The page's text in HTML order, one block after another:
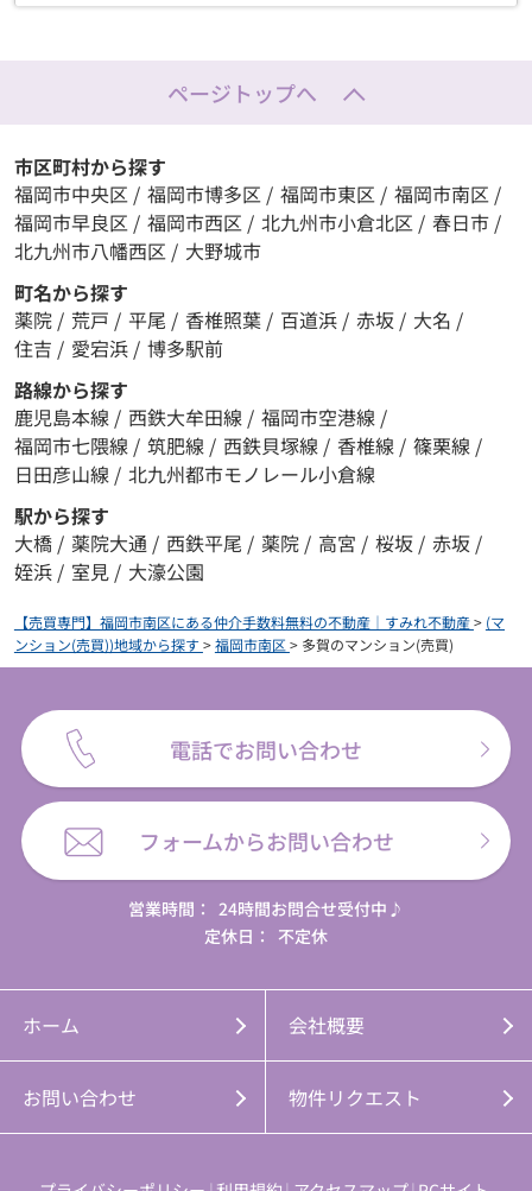
ページトップへ
市区町村から探す
福岡市中央区 / 福岡市博多区 / 福岡市東区 / 福岡市南区 /
福岡市早良区 / 福岡市西区 / 北九州市小倉北区 / 春日市 /
北九州市八幡西区 / 大野城市
町名から探す
薬院 / 荒戸 / 平尾 / 香椎照葉 / 百道浜 / 赤坂 / 大名 /
住吉 / 愛宕浜 / 博多駅前
路線から探す
鹿児島本線 / 西鉄大牟田線 / 福岡市空港線 /
福岡市七隈線 / 筑肥線 / 西鉄貝塚線 / 香椎線 / 篠栗線 /
日田彦山線 / 北九州都市モノレール小倉線
駅から探す
大橋 / 薬院大通 / 西鉄平尾 / 薬院 / 高宮 / 桜坂 / 赤坂 /
姪浜 / 室見 / 大濠公園
【売買専門】福岡市南区にある仲介手数料無料の不動産｜すみれ不動産> (マ
ンション(売買))地域から探す>福岡市南区> 多賀のマンション(売買)
電話でお問い合わせ
フォームからお問い合わせ
営業時間：
24時間お問合せ受付中♪
定休日：
不定休
ホーム 会社概要
お問い合わせ 物件リクエスト